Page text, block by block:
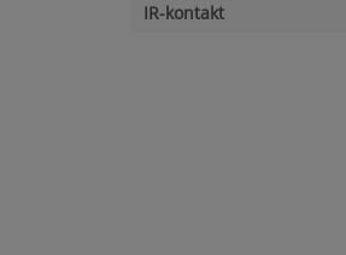
IR-kontakt